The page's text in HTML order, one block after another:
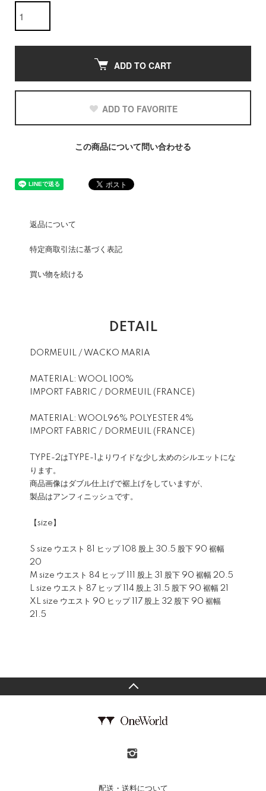
ADD TO CART
ADD TO FAVORITE
この商品について問い合わせる
返品について
特定商取引法に基づく表記
買い物を続ける
DETAIL
DORMEUIL / WACKO MARIA
MATERIAL: WOOL 100%
IMPORT FABRIC / DORMEUIL (FRANCE)
MATERIAL: WOOL96% POLYESTER 4%
IMPORT FABRIC / DORMEUIL (FRANCE)
TYPE-2はTYPE-1よりワイドな少し太めのシルエットにな
ります。
商品画像はダブル仕上げで裾上げをしていますが、
製品はアンフィニッシュです。
【size】
S size ウエスト 81 ヒップ 108 股上 30.5 股下 90 裾幅
20
M size ウエスト 84 ヒップ 111 股上 31 股下 90 裾幅 20.5
L size ウエスト 87 ヒップ 114 股上 31.5 股下 90 裾幅 21
XL size ウエスト 90 ヒップ 117 股上 32 股下 90 裾幅
21.5
配送・送料について